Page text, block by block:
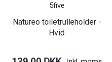
5five
Natureo toiletrulleholder -
Hvid